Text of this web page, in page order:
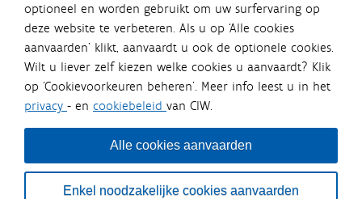
optioneel en worden gebruikt om uw surfervaring op
deze website te verbeteren. Als u op ‘Alle cookies
aanvaarden’ klikt, aanvaardt u ook de optionele cookies.
Wilt u liever zelf kiezen welke cookies u aanvaardt? Klik
op ‘Cookievoorkeuren beheren’. Meer info leest u in het
privacy - en cookiebeleid van CIW.
Alle cookies aanvaarden
Enkel noodzakelijke cookies aanvaarden
Integraalwaterbeleid.be is een
officiële website van de Vlaamse
overheid
uitgegeven door Coördinatiecommissie Integraal
Waterbeleid
De Coördinatiecommissie Integraal Waterbeleid (CIW) is een
bestuursniveaus die bij het waterbeleid betrokken zijn. Ook
waterbedrijven nemen deel aan het overleg. Deze
samenwerking zorgt voor een gecoördineerde en
geïntegreerde aanpak van het waterbeleid en waterbeheer
in Vlaanderen.